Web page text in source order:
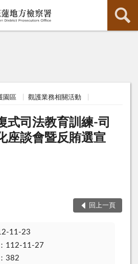
園區 觀護業務相關活動
式司法教育訓練-司
座談會暨反賄選宣
回上一頁
11-23
112-11-27
382